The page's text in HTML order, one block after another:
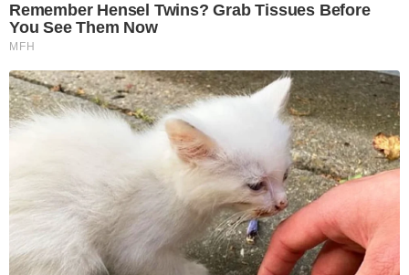
Remember Hensel Twins? Grab Tissues Before
You See Them Now
MFH